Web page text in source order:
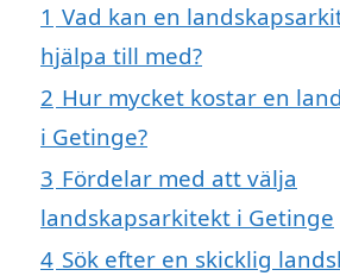
1 Vad kan en
hjälpa till med?
2 Hur mycket kostar en
i Getinge?
3 Fördelar med att välja
landskapsarkitekt i Getinge
4 Sök efter en skicklig